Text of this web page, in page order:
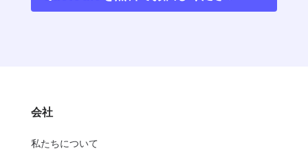
会社
私たちについて